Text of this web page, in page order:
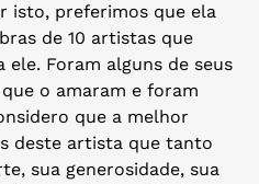
isto, preferimos que ela
de 10 artistas que
Foram alguns de seus
o amaram e foram
que a melhor
deste artista que tanto
sua generosidade, sua